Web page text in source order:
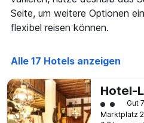
Seite, um weitere Optionen
flexibel reisen können.
Alle 17 Hotels anzeigen
Gut